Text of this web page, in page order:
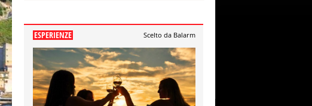
ESPERIENZE Scelto da Balarm